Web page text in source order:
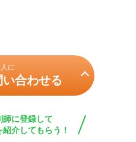
に
合わせる
師に登録して
介してもらう！